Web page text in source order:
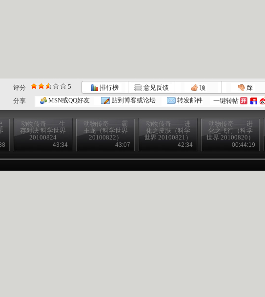
评分 5 排行榜 意见反馈 顶 踩
分享
MSN或QQ好友 贴到博客或论坛 转发邮件 一键转帖
动物传奇——生
存对决 科学世界
20100824
43:34
动物传奇——霸
王龙（科学世界
20100822）
43:07
动物传奇——进
化之皮肤（科学
世界 20100821）
42:34
动物传奇——进
化之飞行（科学
世界 20100820）
00:44:19